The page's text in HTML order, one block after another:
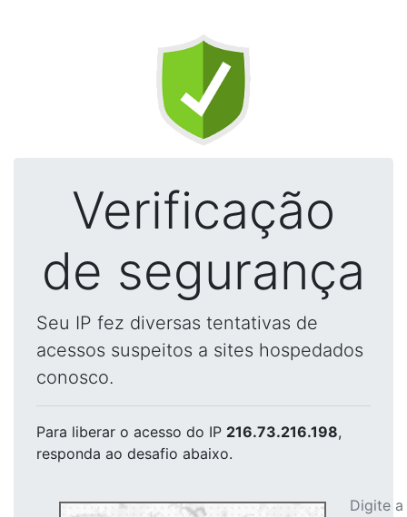
Verificação
de segurança
Seu IP fez diversas tentativas de
acessos suspeitos a sites hospedados
conosco.
Para liberar o acesso do IP 216.73.216.198,
responda ao desafio abaixo.
Digite